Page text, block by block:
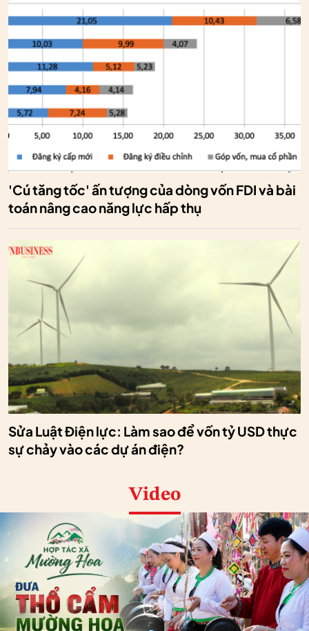
'Cú tăng tốc' ấn tượng của dòng vốn FDI và bài
toán nâng cao năng lực hấp thụ
Sửa Luật Điện lực: Làm sao để vốn tỷ USD thực
sự chảy vào các dự án điện?
Video